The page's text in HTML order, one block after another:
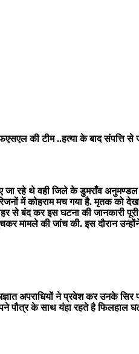
की टीम ..हत्या के बाद
रहे थे वही जिले के डुमराँव अनुमण्डल
में कोहराम मच गया है. मृतक को
बंद कर इस घटना की जानकारी पूरी
मामले की जांच की. इस दौरान
अपराधियों ने प्रवेश कर उनके सिर
के साथ यंहा रहते है फिलहाल